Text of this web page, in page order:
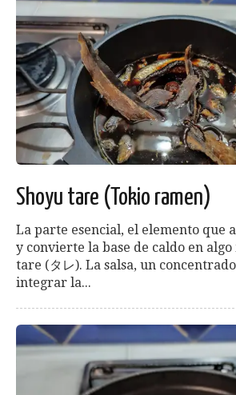
Shoyu tare (Tokio ramen)
La parte esencial, el elemento que
y convierte la base de caldo en
tare (タレ). La salsa, un
integrar la...